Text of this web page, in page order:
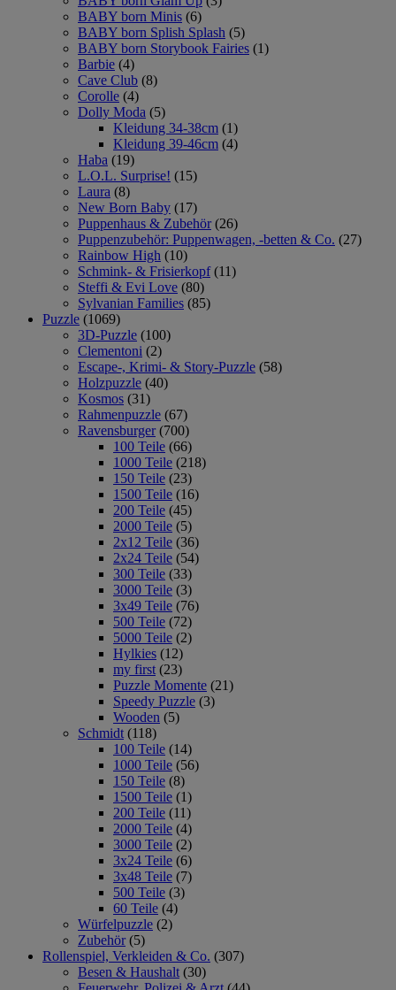
BABY born Minis (6)
BABY born Splish Splash (5)
BABY born Storybook Fairies (1)
Barbie (4)
Cave Club (8)
Corolle (4)
Dolly Moda (5)
Kleidung 34-38cm (1)
Kleidung 39-46cm (4)
Haba (19)
L.O.L. Surprise! (15)
Laura (8)
New Born Baby (17)
Puppenhaus & Zubehör (26)
Puppenzubehör: Puppenwagen, -betten & Co. (27)
Rainbow High (10)
Schmink- & Frisierkopf (11)
Steffi & Evi Love (80)
Sylvanian Families (85)
Puzzle (1069)
3D-Puzzle (100)
Clementoni (2)
Escape-, Krimi- & Story-Puzzle (58)
Holzpuzzle (40)
Kosmos (31)
Rahmenpuzzle (67)
Ravensburger (700)
100 Teile (66)
1000 Teile (218)
150 Teile (23)
1500 Teile (16)
200 Teile (45)
2000 Teile (5)
2x12 Teile (36)
2x24 Teile (54)
300 Teile (33)
3000 Teile (3)
3x49 Teile (76)
500 Teile (72)
5000 Teile (2)
Hylkies (12)
my first (23)
Puzzle Momente (21)
Speedy Puzzle (3)
Wooden (5)
Schmidt (118)
100 Teile (14)
1000 Teile (56)
150 Teile (8)
1500 Teile (1)
200 Teile (11)
2000 Teile (4)
3000 Teile (2)
3x24 Teile (6)
3x48 Teile (7)
500 Teile (3)
60 Teile (4)
Würfelpuzzle (2)
Zubehör (5)
Rollenspiel, Verkleiden & Co. (307)
Besen & Haushalt (30)